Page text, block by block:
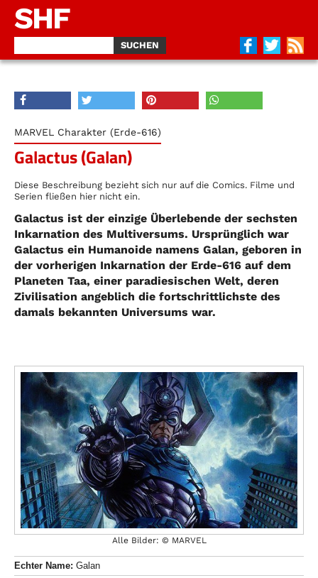
SHF
MARVEL Charakter (Erde-616)
Galactus (Galan)
Diese Beschreibung bezieht sich nur auf die Comics. Filme und
Serien fließen hier nicht ein.
Galactus ist der einzige Überlebende der sechsten
Inkarnation des Multiversums. Ursprünglich war
Galactus ein Humanoide namens Galan, geboren in
der vorherigen Inkarnation der Erde-616 auf dem
Planeten Taa, einer paradiesischen Welt, deren
Zivilisation angeblich die fortschrittlichste des
damals bekannten Universums war.
Alle Bilder: © MARVEL
Echter Name: Galan